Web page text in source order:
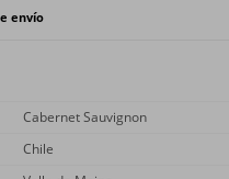
envío
Cabernet Sauvignon
Chile